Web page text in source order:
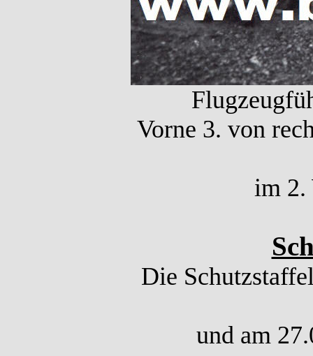
Vorne 3. von
im 2.
Die
und am